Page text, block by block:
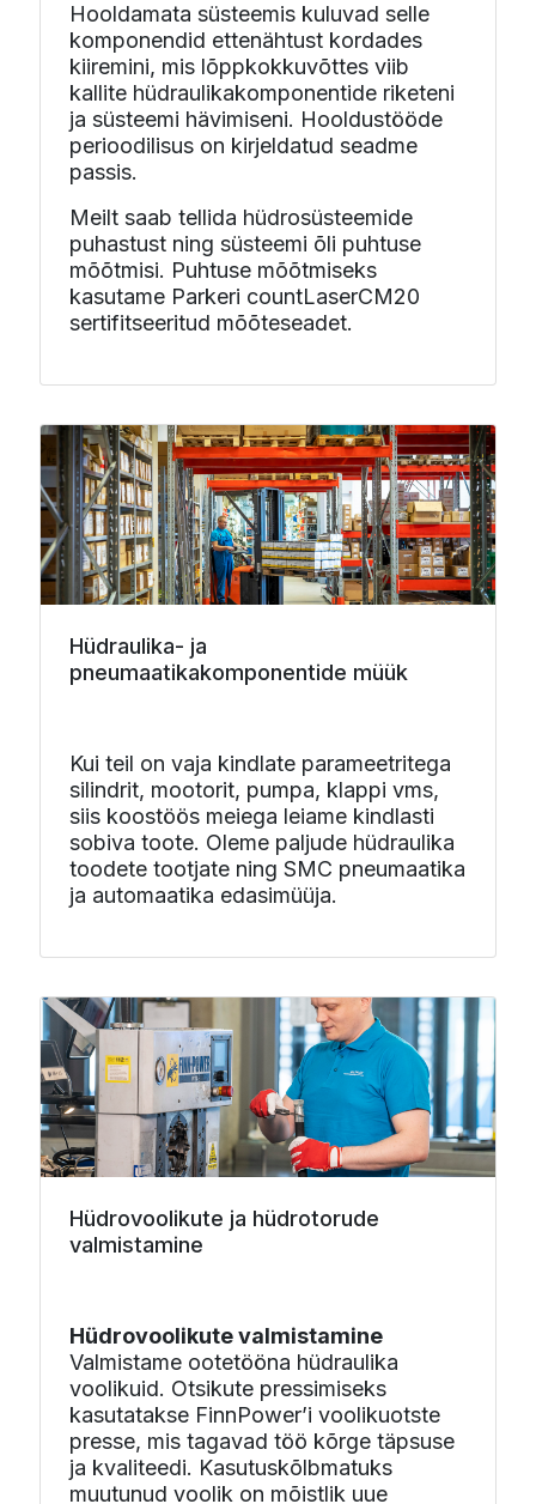
Hooldamata süsteemis kuluvad selle
komponendid ettenähtust kordades
kiiremini, mis lõppkokkuvõttes viib
kallite hüdraulikakomponentide riketeni
ja süsteemi hävimiseni. Hooldustööde
perioodilisus on kirjeldatud seadme
passis.
Meilt saab tellida hüdrosüsteemide
puhastust ning süsteemi õli puhtuse
mõõtmisi. Puhtuse mõõtmiseks
kasutame Parkeri countLaserCM20
sertifitseeritud mõõteseadet.
Hüdraulika- ja
pneumaatikakomponentide müük
Kui teil on vaja kindlate parameetritega
silindrit, mootorit, pumpa, klappi vms,
siis koostöös meiega leiame kindlasti
sobiva toote. Oleme paljude hüdraulika
toodete tootjate ning SMC pneumaatika
ja automaatika edasimüüja.
Hüdrovoolikute ja hüdrotorude
valmistamine
Hüdrovoolikute valmistamine
Valmistame ootetööna hüdraulika
voolikuid. Otsikute pressimiseks
kasutatakse FinnPower’i voolikuotste
presse, mis tagavad töö kõrge täpsuse
ja kvaliteedi. Kasutuskõlbmatuks
muutunud voolik on mõistlik uue